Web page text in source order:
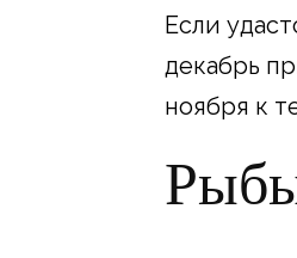
Если
декабрь
ноября к